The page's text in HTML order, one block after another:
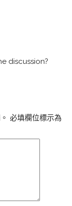
discussion?
必填欄位標示為